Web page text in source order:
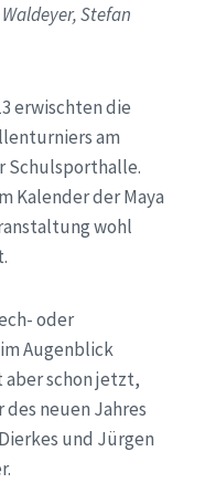
Stefan
erwischten die
am
Schulsporthalle.
Kalender der Maya
wohl
oder
Augenblick
aber schon jetzt,
des neuen Jahres
und Jürgen